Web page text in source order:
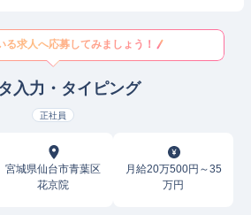
る求人へ応募してみましょう！
入力・タイピング
正社員
宮城県仙台市青葉区
花京院
月給20万500円～35
万円